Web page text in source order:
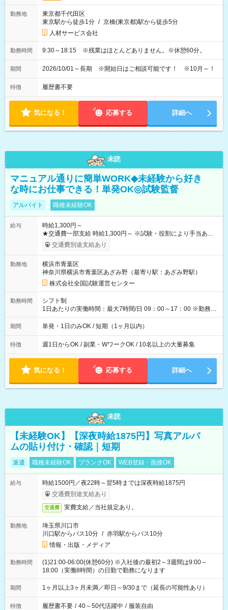
勤務地
東京都千代田区
東京駅から徒歩1分 / 京橋(東京都)駅から徒歩5分
人材サービス会社
勤務時間 9:30～18:15 ※残業はほとんどありません。※休憩60分。
期間 2026/10/01～長期 ※開始日はご相談可能です！ ※10月～！
特徴 履歴書不要
気になる！ 応募する 詳細へ
未読
マニュアル通りに簡単WORK◆未経験から好き
な時にお仕事できる！単発OK◎試験監督
アルバイト 職種未経験OK
給与
時給1,300円～
★交通費一部支給 時給1,300円～ ※試験・役割により手当あり
※勤務回数により昇給あり 【即給（前払い）オプションあ
り！】 希望される場合、勤務から1週間ほどで給与の一部を受け
例】 ・河合塾模擬試験 8:30～17:30（休憩1時間） 時給1,300円
×8時間＝日収10,400円＋交通費 ※当日の役割により時給＋100
円の場合あり ・国家試験 7:00～13:30（休憩なし） 時給1,300
円（役割手当＋100円）×6時間＝日収8,400円＋交通費 【試用期
間】試用期間なし
交通費別途支給あり
勤務地
横浜市青葉区
神奈川県横浜市青葉区あざみ野（最寄り駅：あざみ野駅）
株式会社全国試験運営センター
勤務時間
シフト制
1日あたりの実働時間：最大7時間/日 09：00～17：00 ※勤務時
間は 試験により異なります。
期間 単発・1日のみOK / 短期（1ヶ月以内）
特徴 週1日からOK / 副業・WワークOK / 10名以上の大量募集
気になる！ 応募する 詳細へ
未読
【未経験OK】【深夜時給1875円】写真アルバ
ムの貼り付け・確認｜短期
派遣 職種未経験OK ブランクOK WEB登録・面接OK
給与
時給1500円／夜22時～翌5時までは深夜時給1875円
交通費別途支給あり
交通費 実費支給／当社規定あり。
勤務地
埼玉県川口市
川口駅からバス10分 / 赤羽駅からバス10分
情報・出版・メディア
勤務時間
(1)21:00-06:00(休憩60分) ※入社後の最初2～3週間は9:00～
18:00（実働8時間）の日勤で勤務になります
期間 1ヶ月以上3ヶ月未満／即日～9/30まで（延長の可能性あり）
特徴 履歴書不要 / 40～50代活躍中 / 服装自由